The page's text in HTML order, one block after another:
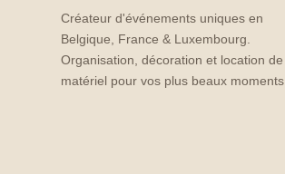
Créateur d'événements uniques en
Belgique, France & Luxembourg.
Organisation, décoration et location de
matériel pour vos plus beaux moments.